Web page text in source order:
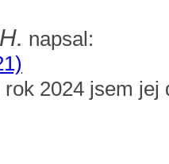
napsal:
2024 jsem jej